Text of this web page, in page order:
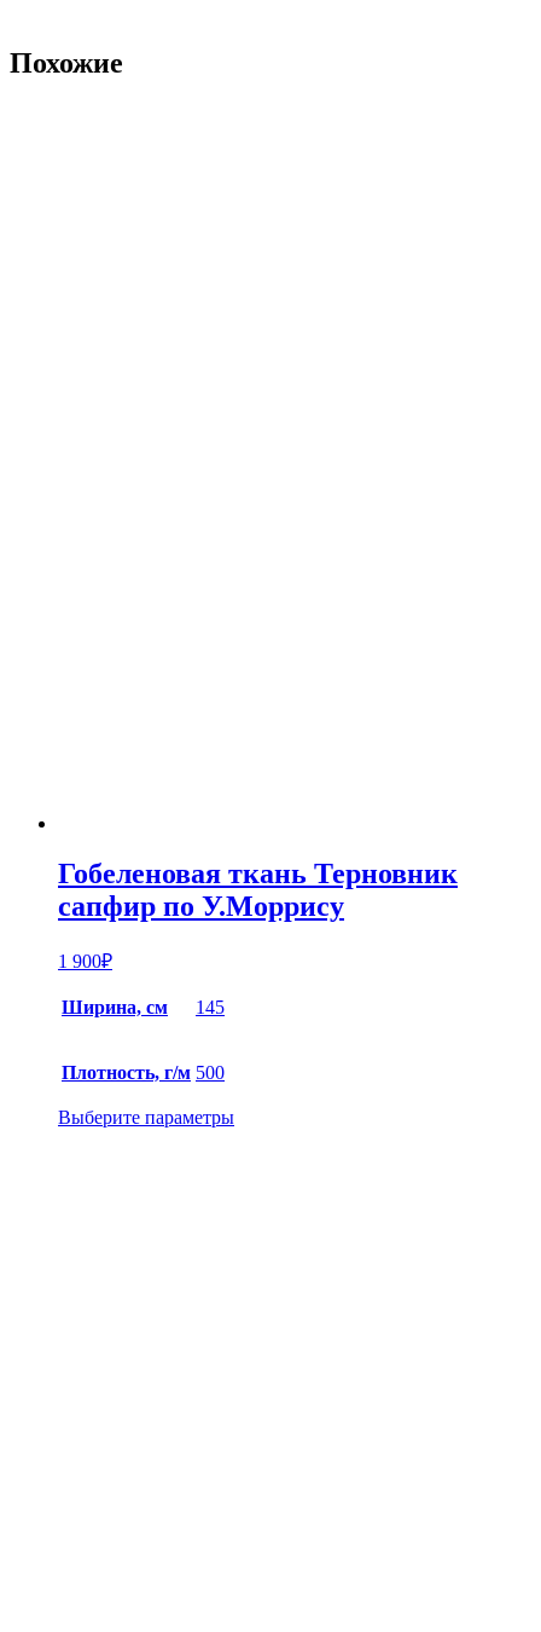
Похожие
Гобеленовая ткань Терновник
сапфир по У.Моррису
1 900₽
Ширина, см 145
Плотность, г/м 500
Выберите параметры